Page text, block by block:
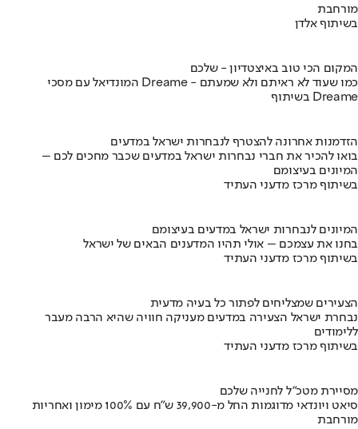
מורחבת
בשיתוף אלדן
המקום הכי טוב באיצטדיון - שלכם
המונדיאל עם מסכי Dreame - כמו שעוד לא ראיתם ולא שמעתם
בשיתוף Dreame
הזדמנות אחרונה להצטרף לנבחרות ישראל במדעים
בואו להכיר את חברי נבחרות ישראל במדעים שכבר מחכים לכם –
המיונים בעיצומם
בשיתוף מרכז מדעני העתיד
המיונים לנבחרות ישראל במדעים בעיצומם
בחנו את עצמכם – אולי תהיו המדענים הבאים של ישראל
בשיתוף מרכז מדעני העתיד
הצעירים שמצליחים לפתור כל בעיה מדעית
נבחרת ישראל הצעירה במדעים מעניקה חוויה שהיא הרבה מעבר
ללימודים
בשיתוף מרכז מדעני העתיד
מסיירת מטכ"ל לחנייה שלכם
סיאט ויונדאי מדוגמות החל מ-39,900 ש״ח עם 100% מימון ואחריות
מורחבת